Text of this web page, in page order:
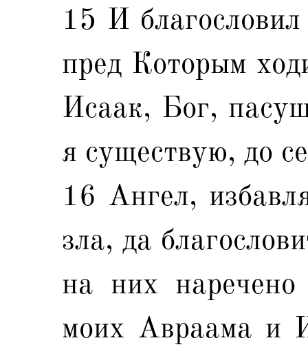
15 И
пред Которым
Исаак, Бог,
я существую, до
16 Ангел,
зла, да
на них
моих Авраама и